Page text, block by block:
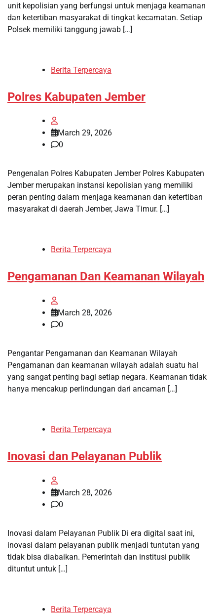
unit kepolisian yang berfungsi untuk menjaga keamanan
dan ketertiban masyarakat di tingkat kecamatan. Setiap
Polsek memiliki tanggung jawab […]
Berita Terpercaya
Polres Kabupaten Jember
March 29, 2026
0
Pengenalan Polres Kabupaten Jember Polres Kabupaten
Jember merupakan instansi kepolisian yang memiliki
peran penting dalam menjaga keamanan dan ketertiban
masyarakat di daerah Jember, Jawa Timur. […]
Berita Terpercaya
Pengamanan Dan Keamanan Wilayah
March 28, 2026
0
Pengantar Pengamanan dan Keamanan Wilayah
Pengamanan dan keamanan wilayah adalah suatu hal
yang sangat penting bagi setiap negara. Keamanan tidak
hanya mencakup perlindungan dari ancaman […]
Berita Terpercaya
Inovasi dan Pelayanan Publik
March 28, 2026
0
Inovasi dalam Pelayanan Publik Di era digital saat ini,
inovasi dalam pelayanan publik menjadi tuntutan yang
tidak bisa diabaikan. Pemerintah dan institusi publik
dituntut untuk […]
Berita Terpercaya